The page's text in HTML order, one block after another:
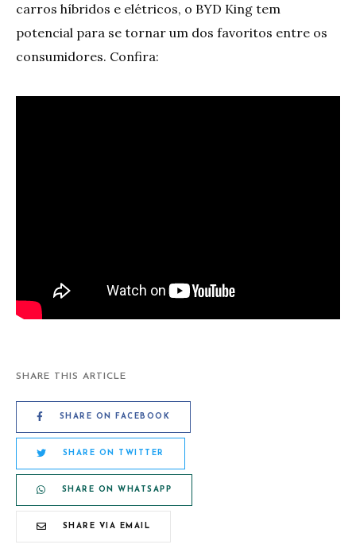
carros híbridos e elétricos, o BYD King tem
potencial para se tornar um dos favoritos entre os
consumidores. Confira:
SHARE THIS ARTICLE
SHARE ON FACEBOOK
SHARE ON TWITTER
SHARE ON WHATSAPP
SHARE VIA EMAIL